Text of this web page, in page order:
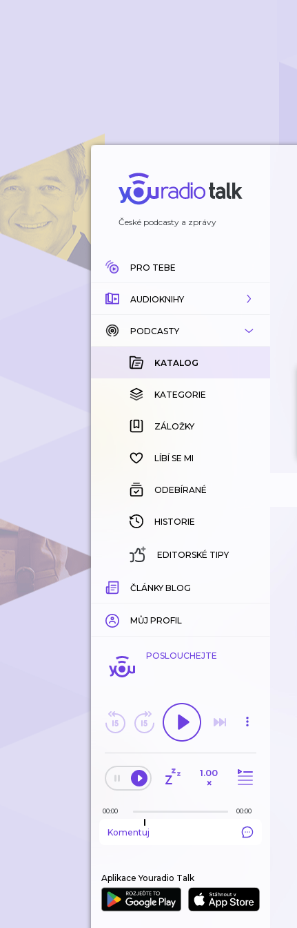
České podcasty a zprávy
PRO TEBE
AUDIOKNIHY
KATALOG
KOUPENÉ
KATEGORIE
ZÁLOŽKY
HISTORIE
PODCASTY
KATALOG
KATEGORIE
ZÁLOŽKY
LÍBÍ SE MI
ODEBÍRANÉ
HISTORIE
EDITORSKÉ TIPY
ČLÁNKY BLOG
MŮJ PROFIL
POSLOUCHEJTE
1.00
×
00:00 00:00
Komentuj
Aplikace Youradio Talk